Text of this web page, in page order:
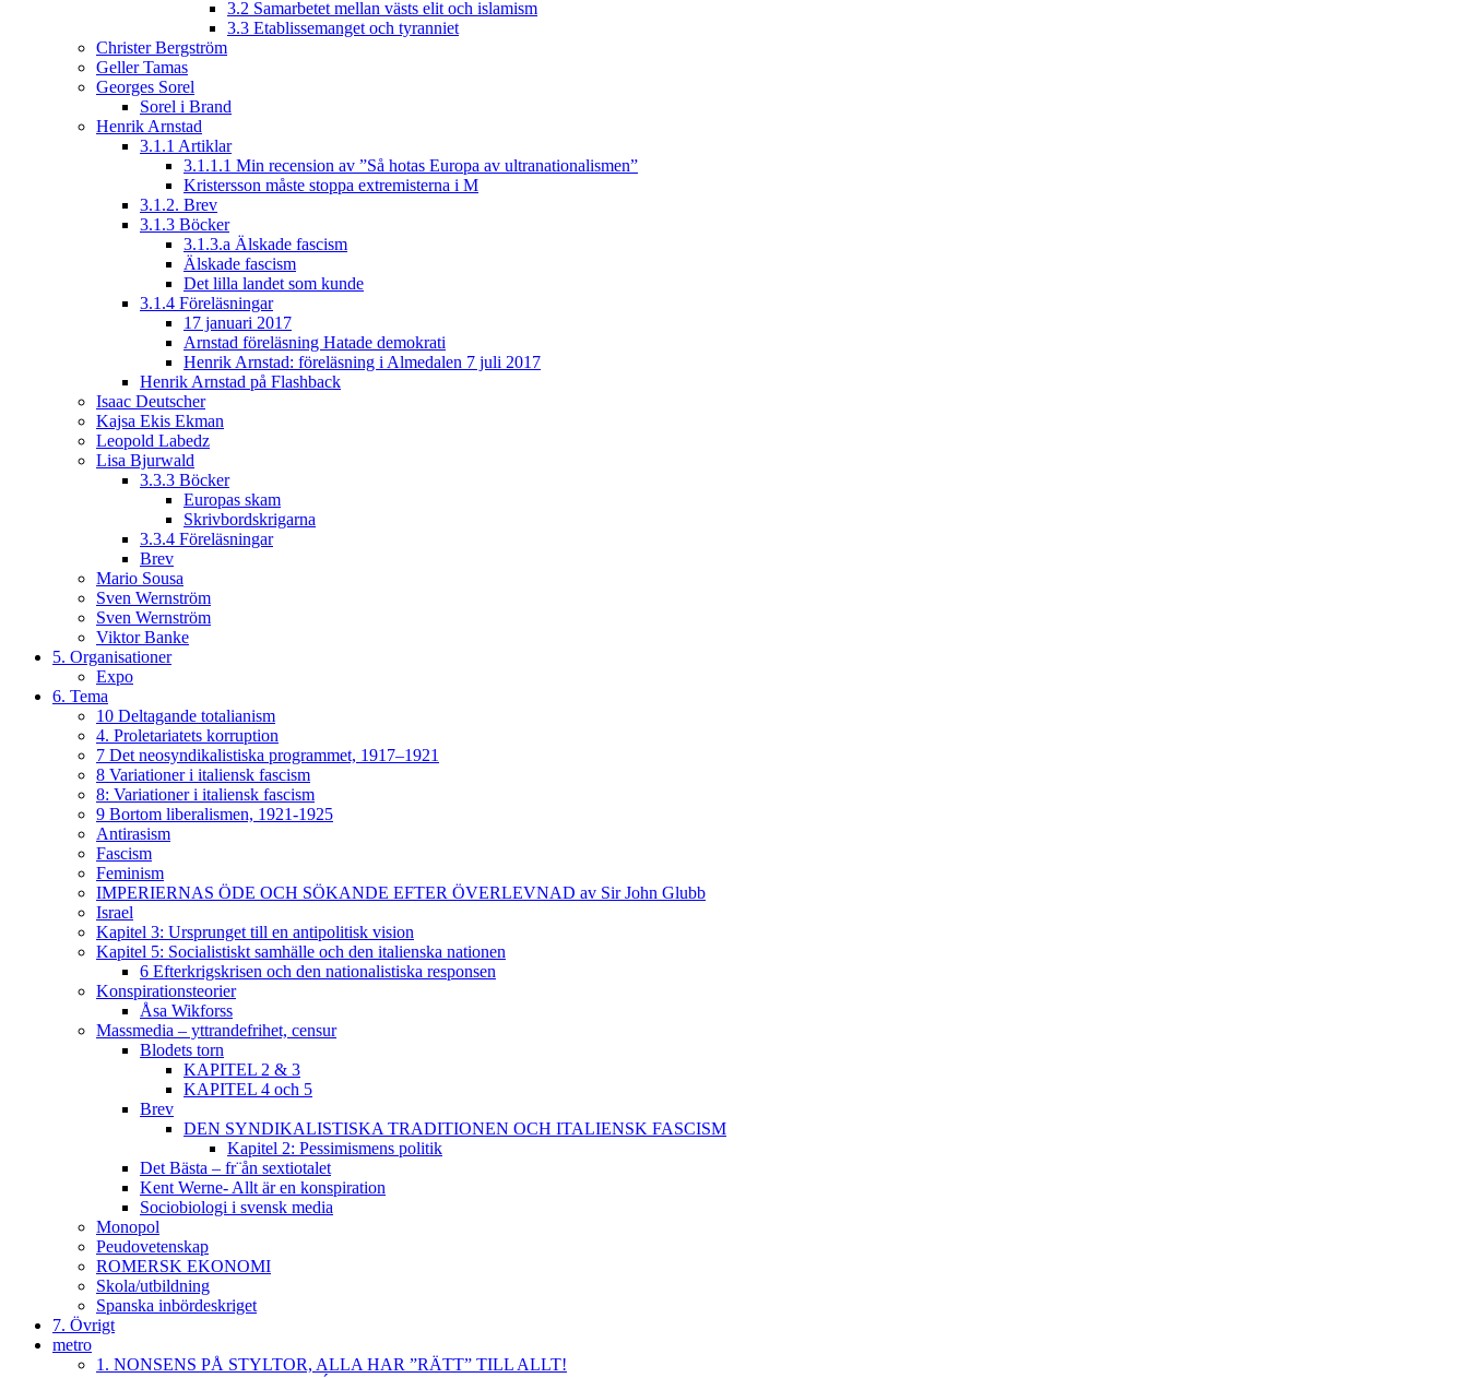
3.2 Samarbetet mellan västs elit och islamism
3.3 Etablissemanget och tyranniet
Christer Bergström
Geller Tamas
Georges Sorel
Sorel i Brand
Henrik Arnstad
3.1.1 Artiklar
3.1.1.1 Min recension av ”Så hotas Europa av ultranationalismen”
Kristersson måste stoppa extremisterna i M
3.1.2. Brev
3.1.3 Böcker
3.1.3.a Älskade fascism
Älskade fascism
Det lilla landet som kunde
3.1.4 Föreläsningar
17 januari 2017
Arnstad föreläsning Hatade demokrati
Henrik Arnstad: föreläsning i Almedalen 7 juli 2017
Henrik Arnstad på Flashback
Isaac Deutscher
Kajsa Ekis Ekman
Leopold Labedz
Lisa Bjurwald
3.3.3 Böcker
Europas skam
Skrivbordskrigarna
3.3.4 Föreläsningar
Brev
Mario Sousa
Sven Wernström
Sven Wernström
Viktor Banke
5. Organisationer
Expo
6. Tema
10 Deltagande totalianism
4. Proletariatets korruption
7 Det neosyndikalistiska programmet, 1917–1921
8 Variationer i italiensk fascism
8: Variationer i italiensk fascism
9 Bortom liberalismen, 1921-1925
Antirasism
Fascism
Feminism
IMPERIERNAS ÖDE OCH SÖKANDE EFTER ÖVERLEVNAD av Sir John Glubb
Israel
Kapitel 3: Ursprunget till en antipolitisk vision
Kapitel 5: Socialistiskt samhälle och den italienska nationen
6 Efterkrigskrisen och den nationalistiska responsen
Konspirationsteorier
Åsa Wikforss
Massmedia – yttrandefrihet, censur
Blodets torn
KAPITEL 2 & 3
KAPITEL 4 och 5
Brev
DEN SYNDIKALISTISKA TRADITIONEN OCH ITALIENSK FASCISM
Kapitel 2: Pessimismens politik
Det Bästa – fr¨ån sextiotalet
Kent Werne- Allt är en konspiration
Sociobiologi i svensk media
Monopol
Peudovetenskap
ROMERSK EKONOMI
Skola/utbildning
Spanska inbördeskriget
7. Övrigt
metro
1. NONSENS PÅ STYLTOR, ALLA HAR ”RÄTT” TILL ALLT!